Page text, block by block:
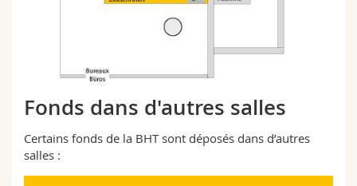
Fonds dans d'autres salles
Certains fonds de la BHT sont déposés dans d’autres
salles :